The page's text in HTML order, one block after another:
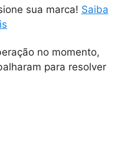
sua marca! Saiba
no momento,
para resolver